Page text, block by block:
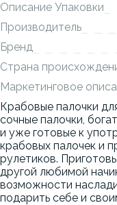
Описание Упаковки
Производитель
Бренд
Страна
Маркетинговое
Крабовые палочки
сочные палочки,
и уже готовые к
крабовых палочек и
рулетиков.
другой любимой
возможности
подарить себе и